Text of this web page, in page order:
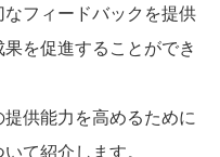
フィードバックを提供
を促進することができ
供能力を高めるために
て紹介します。